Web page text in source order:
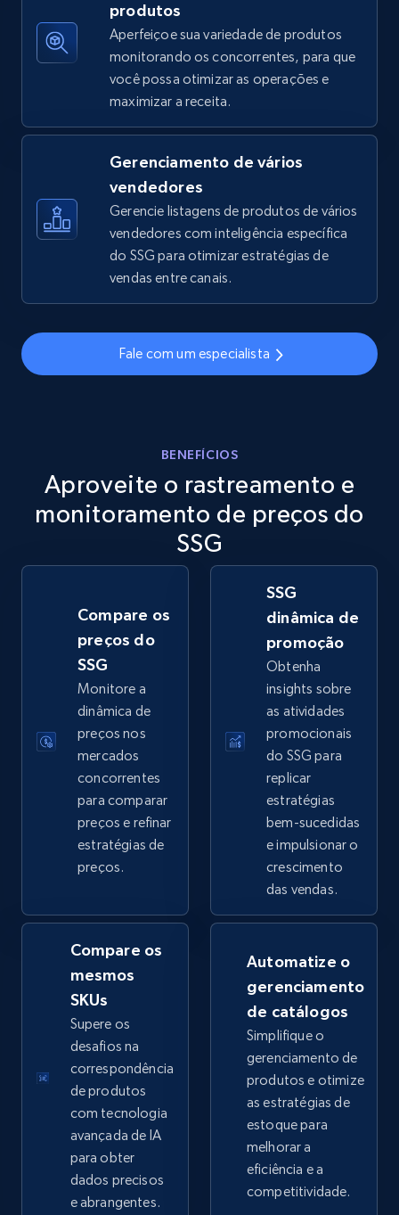
TikTok Shop - discover records by shop url
price, Final price, Discount percent, and more.
667+
Amazon sellers info
URL, Product id, Title, Seller name, Seller rating,
Seller reviews, Breadcrumbs, Root category, and
more.
2.5K+ 358+ Comece agora
eBay - Gather data on products using
URL, Product id, Title, Seller name, Seller rating,
Seller reviews, Breadcrumbs, Root category, and
more.
Comece agora
eBay - Collect products from shops on eBay
URL, Product id, Title, Seller name, Seller rating,
Seller reviews, Breadcrumbs, Root category, and
more.
2.5K+ Comece agora
eBay - Collect records by category
URL, Product id, Title, Seller name, Seller rating,
Seller reviews, Breadcrumbs, Root category, and
2.5K+ 358+ Comece agora
produtos
Aperfeiçoe sua variedade de produtos
monitorando os concorrentes, para que
você possa otimizar as operações e
maximizar a receita.
Gerenciamento de vários
vendedores
Gerencie listagens de produtos de vários
vendedores com inteligência específica
do SSG para otimizar estratégias de
vendas entre canais.
Fale com um especialista
BENEFÍCIOS
Aproveite o rastreamento e
monitoramento de preços do
SSG
Compare os
preços do
SSG
Monitore a
dinâmica de
preços nos
mercados
concorrentes
para comparar
preços e refinar
estratégias de
preços.
SSG
dinâmica de
promoção
Obtenha
insights sobre
as atividades
promocionais
do SSG para
replicar
estratégias
bem-sucedidas
e impulsionar o
crescimento
das vendas.
Compare os
mesmos
SKUs
Supere os
desafios na
correspondência
de produtos
com tecnologia
avançada de IA
para obter
dados precisos
e abrangentes.
Automatize o
gerenciamento
de catálogos
Simplifique o
gerenciamento de
produtos e otimize
as estratégias de
estoque para
melhorar a
eficiência e a
competitividade.